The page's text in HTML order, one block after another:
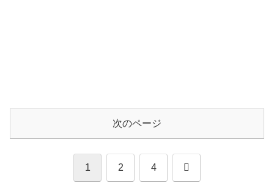
次のページ
1 2 4 次